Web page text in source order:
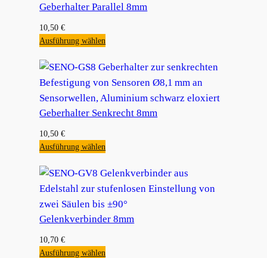
Geberhalter Parallel 8mm
10,50€
Ausführung wählen
Geberhalter Senkrecht 8mm
10,50€
Ausführung wählen
Gelenkverbinder 8mm
10,70€
Ausführung wählen